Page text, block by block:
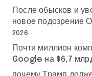
После обысков и
новое подозрение
2026
Почти миллион
Google на $6,7